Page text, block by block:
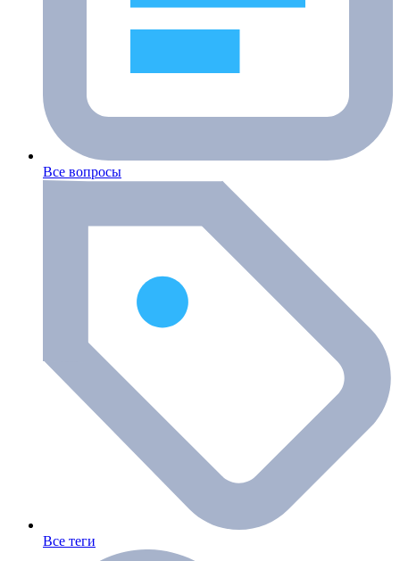
Все вопросы
Все теги